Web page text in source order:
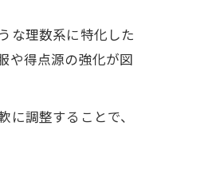
な理数系に特化した
や得点源の強化が図
調整することで、